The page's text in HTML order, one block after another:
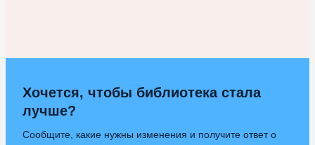
Хочется, чтобы библиотека стала
лучше?
Сообщите, какие нужны изменения и получите ответ о